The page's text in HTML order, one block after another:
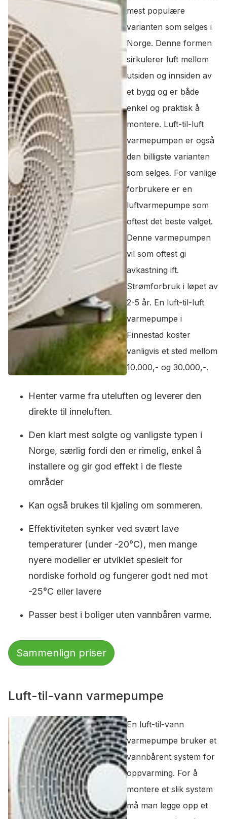
mest populære
varianten som selges i
Norge. Denne formen
sirkulerer luft mellom
utsiden og innsiden av
et bygg og er både
enkel og praktisk å
montere. Luft-til-luft
varmepumpen er også
den billigste varianten
som selges. For vanlige
forbrukere er en
luftvarmepumpe som
oftest det beste valget.
Denne varmepumpen
vil som oftest gi
avkastning ift.
Strømforbruk i løpet av
2-5 år. En luft-til-luft
varmepumpe i
Finnestad koster
vanligvis et sted mellom
10.000,- og 30.000,-.
Henter varme fra uteluften og leverer den
direkte til inneluften.
Den klart mest solgte og vanligste typen i
Norge, særlig fordi den er rimelig, enkel å
installere og gir god effekt i de fleste
områder
Kan også brukes til kjøling om sommeren.
Effektiviteten synker ved svært lave
temperaturer (under -20°C), men mange
nyere modeller er utviklet spesielt for
nordiske forhold og fungerer godt ned mot
-25°C eller lavere
Passer best i boliger uten vannbåren varme.
Sammenlign priser
Luft-til-vann varmepumpe
En luft-til-vann
varmepumpe bruker et
vannbårent system for
oppvarming. For å
montere et slik system
må man legge opp et